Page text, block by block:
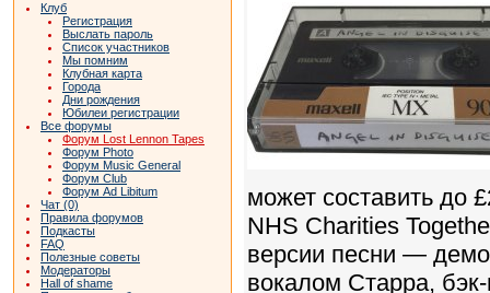
Клуб
Регистрация
Выслать пароль
Список участников
Мы помним
Клубная карта
Города
Дни рождения
Юбилеи регистрации
Все форумы
Форум Lost Lennon Tapes
Форум Photo
Форум Music General
Форум Club
Форум Ad Libitum
Чат (0)
Правила форумов
Подкасты
FAQ
Полезные советы
Модераторы
Hall of shame
может составить до
NHS Charities
версии песни —
вокалом Старра,